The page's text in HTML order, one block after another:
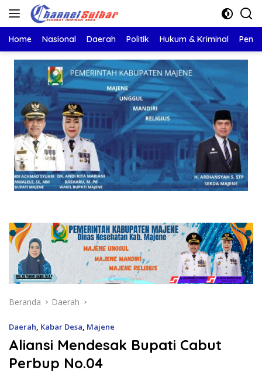
Langsung
Home Nasional Daerah Politik Hukum & Kriminal
Beranda Daerah
Daerah Kabar Desa Majene
Aliansi Mendesak Bupati Cabut
Perbup No.04